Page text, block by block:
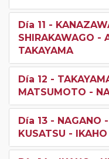
Día 11 -
SHIRAKAWAGO -
TAKAYAMA
Día 12 -
MATSUMOTO -
Día 13 - NAGANO
KUSATSU - IKAHO